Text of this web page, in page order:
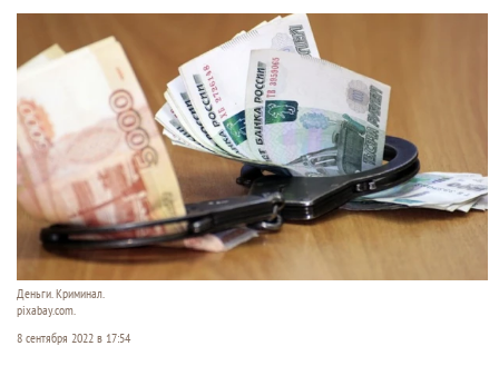
Деньги. Криминал.
pixabay.com.
8 сентября 2022 в 17:54